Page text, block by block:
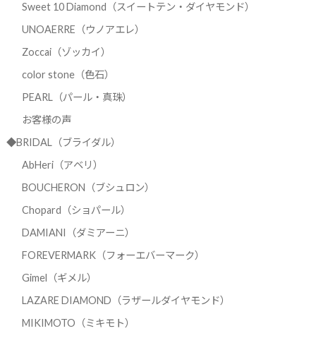
Sweet 10 Diamond（スイートテン・ダイヤモンド）
UNOAERRE（ウノアエレ）
Zoccai（ゾッカイ）
color stone（色石）
PEARL（パール・真珠）
お客様の声
◆BRIDAL（ブライダル）
AbHeri（アベリ）
BOUCHERON（ブシュロン）
Chopard（ショパール）
DAMIANI（ダミアーニ）
FOREVERMARK（フォーエバーマーク）
Gimel（ギメル）
LAZARE DIAMOND（ラザールダイヤモンド）
MIKIMOTO（ミキモト）